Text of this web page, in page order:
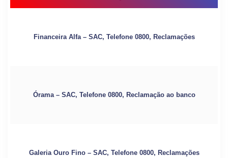
Financeira Alfa – SAC, Telefone 0800, Reclamações
Órama – SAC, Telefone 0800, Reclamação ao banco
Galeria Ouro Fino – SAC, Telefone 0800, Reclamações